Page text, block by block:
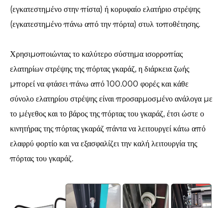
(εγκατεστημένο στην πίστα) ή κορυφαίο ελατήριο στρέψης
(εγκατεστημένο πάνω από την πόρτα) στυλ τοποθέτησης.
Χρησιμοποιώντας το καλύτερο σύστημα ισορροπίας
ελατηρίων στρέψης της πόρτας γκαράζ, η διάρκεια ζωής
μπορεί να φτάσει πάνω από 100.000 φορές και κάθε
σύνολο ελατηρίου στρέψης είναι προσαρμοσμένο ανάλογα με
το μέγεθος και το βάρος της πόρτας του γκαράζ, έτσι ώστε ο
κινητήρας της πόρτας γκαράζ πάντα να λειτουργεί κάτω από
ελαφρύ φορτίο και να εξασφαλίζει την καλή λειτουργία της
πόρτας του γκαράζ.